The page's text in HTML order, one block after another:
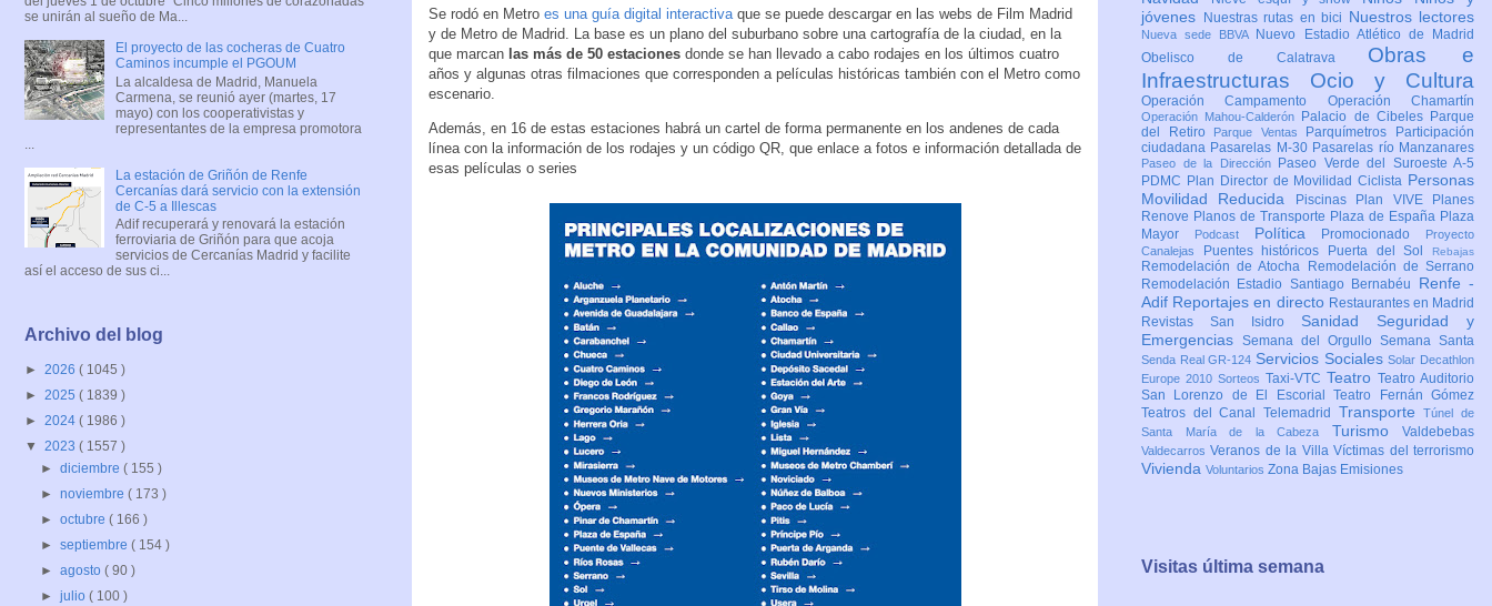
Se rodó en Metro es una guía digital interactiva que se puede descargar en las webs de Film Madrid
y de Metro de Madrid. La base es un plano del suburbano sobre una cartografía de la ciudad, en la
que marcan las más de 50 estaciones donde se han llevado a cabo rodajes en los últimos cuatro
años y algunas otras filmaciones que corresponden a películas históricas también con el Metro como
escenario.
Además, en 16 de estas estaciones habrá un cartel de forma permanente en los andenes de cada
línea con la información de los rodajes y un código QR, que enlace a fotos e información detallada de
esas películas o series
se unirán al sueño de Ma...
El proyecto de las cocheras de Cuatro
Caminos incumple el PGOUM
La alcaldesa de Madrid, Manuela
Carmena, se reunió ayer (martes, 17
mayo) con los cooperativistas y
representantes de la empresa promotora
La estación de Griñón de Renfe
Cercanías dará servicio con la extensión
de C-5 a Illescas
Adif recuperará y renovará la estación
ferroviaria de Griñón para que acoja
servicios de Cercanías Madrid y facilite
así el acceso de sus ci...
Archivo del blog
► 2026 ( 1045 )
► 2025 ( 1839 )
► 2024 ( 1986 )
▼ 2023 ( 1557 )
►diciembre( 155 )
►noviembre( 173 )
►octubre( 166 )
►septiembre( 154 )
►agosto( 90 )
►julio( 100 )
jóvenes
Nuestras rutas en bici Nuestros lectores
Nueva sede BBVA
Nuevo Estadio Atlético de Madrid
Obelisco de Calatrava Obras e
Infraestructuras Ocio y Cultura
Operación Campamento Operación Chamartín
Operación Mahou-Calderón Palacio de Cibeles Parque
del Retiro
Parque Ventas Parquímetros
Participación
ciudadana Pasarelas M-30 Pasarelas río Manzanares
Paseo de la Dirección
Paseo Verde del Suroeste A-5
PDMC Plan Director de Movilidad Ciclista Personas
Movilidad Reducida
Piscinas Plan VIVE
Planes
Renove Planos de Transporte Plaza de España Plaza
Mayor
Podcast Política Promocionado
Proyecto
Canalejas
Puentes históricos Puerta del Sol Rebajas
Remodelación de Atocha
Remodelación de Serrano
Remodelación Estadio Santiago Bernabéu Renfe -
Adif Reportajes en directo Restaurantes en Madrid
Revistas San Isidro Sanidad Seguridad y
Emergencias Semana del Orgullo Semana Santa
Senda Real GR-124 Servicios SocialesSolar Decathlon
Europe 2010 Sorteos Taxi-VTC Teatro Teatro Auditorio
San Lorenzo de El EscorialTeatro Fernán Gómez
Teatros del Canal Telemadrid TransporteTúnel de
Santa María de la Cabeza Turismo Valdebebas
ValdecarrosVeranos de la VillaVíctimas del terrorismo
Vivienda Voluntarios Zona Bajas Emisiones
Visitas última semana